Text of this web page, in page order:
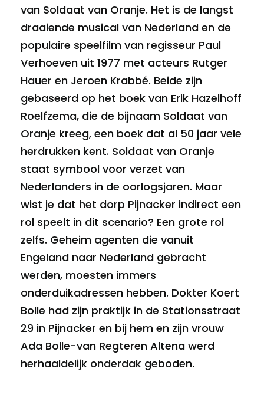
van Soldaat van Oranje. Het is de langst
draaiende musical van Nederland en de
populaire speelfilm van regisseur Paul
Verhoeven uit 1977 met acteurs Rutger
Hauer en Jeroen Krabbé. Beide zijn
gebaseerd op het boek van Erik Hazelhoff
Roelfzema, die de bijnaam Soldaat van
Oranje kreeg, een boek dat al 50 jaar vele
herdrukken kent. Soldaat van Oranje
staat symbool voor verzet van
Nederlanders in de oorlogsjaren. Maar
wist je dat het dorp Pijnacker indirect een
rol speelt in dit scenario? Een grote rol
zelfs. Geheim agenten die vanuit
Engeland naar Nederland gebracht
werden, moesten immers
onderduikadressen hebben. Dokter Koert
Bolle had zijn praktijk in de Stationsstraat
29 in Pijnacker en bij hem en zijn vrouw
Ada Bolle-van Regteren Altena werd
herhaaldelijk onderdak geboden.